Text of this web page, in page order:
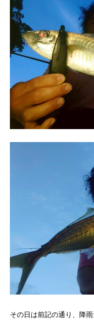
その日は前記の通り、降